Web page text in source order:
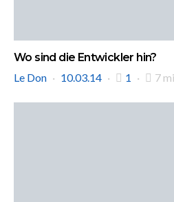
Wo sind die Entwickler hin?
Le Don
10.03.14 1 7